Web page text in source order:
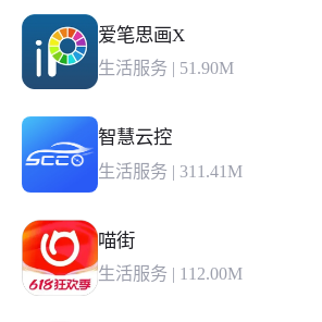
爱笔思画X
生活服务 | 51.90M
智慧云控
生活服务 | 311.41M
喵街
生活服务 | 112.00M